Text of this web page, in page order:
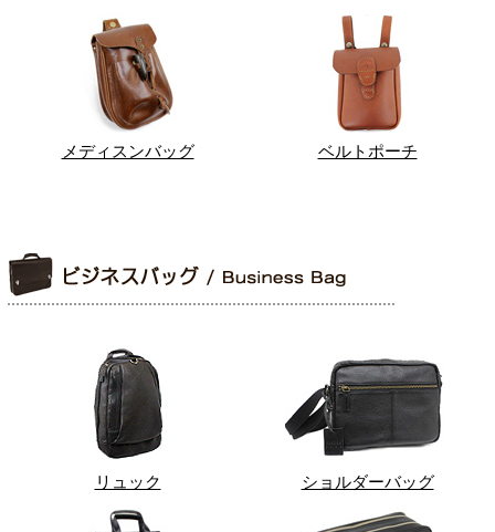
メディスンバッグ ベルトポーチ
リュック ショルダーバッグ